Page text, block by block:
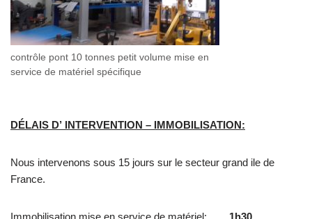
contrôle pont 10 tonnes petit volume mise en
service de matériel spécifique
DÉLAIS D’ INTERVENTION – IMMOBILISATION:
Nous intervenons sous 15 jours sur le secteur grand ile de
France.